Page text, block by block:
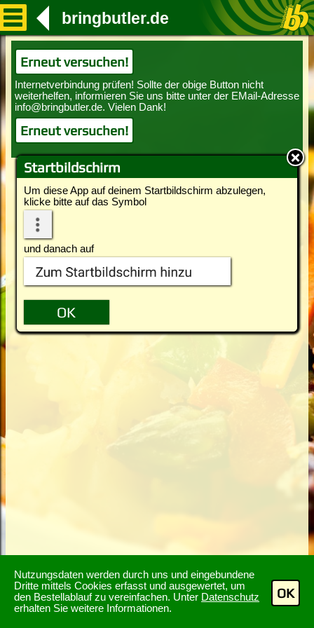
Nutzungsdaten werden durch uns und eingebundene
Dritte mittels Cookies erfasst und ausgewertet, um
den Bestellablauf zu vereinfachen. Unter Datenschutz
erhalten Sie weitere Informationen.
OK
Startbildschirm
Um diese App auf deinem Startbildschirm abzulegen,
klicke bitte auf das Symbol
und danach auf
bringbutler.de
Erneut versuchen!
Erneut versuchen!